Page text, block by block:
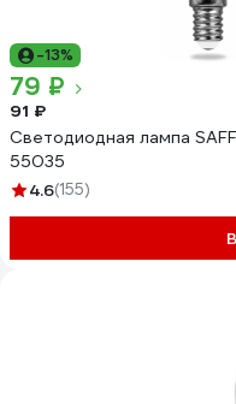
-13%
79 ₽
91 ₽
Светодиодная лампа
55035
4.6(155)